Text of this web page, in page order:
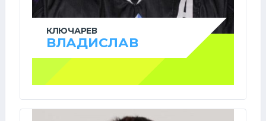
КЛЮЧАРЕВ
ВЛАДИСЛАВ